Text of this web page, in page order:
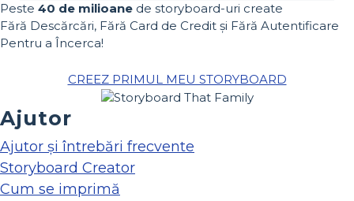
Peste 40 de milioane de storyboard-uri create
Fără Descărcări, Fără Card de Credit și Fără Autentificare
Pentru a Încerca!
CREEZ PRIMUL MEU STORYBOARD
Ajutor
Ajutor și întrebări frecvente
Storyboard Creator
Cum se imprimă